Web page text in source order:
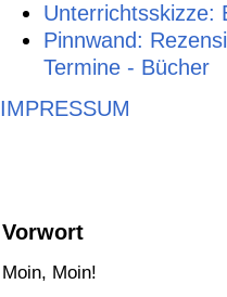
Unterrichtsskizze:
Pinnwand:
Termine - Bücher
IMPRESSUM
Vorwort
Moin, Moin!